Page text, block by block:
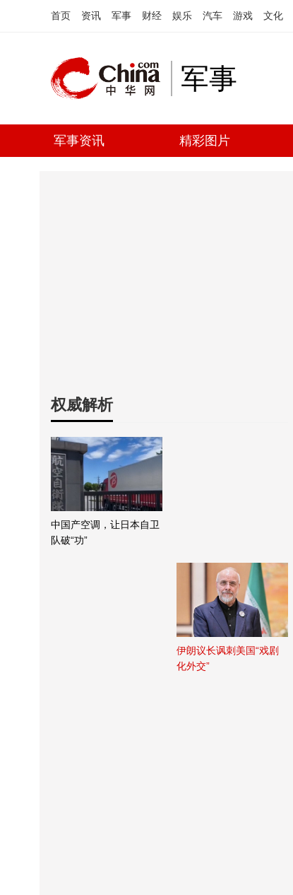
首页 资讯 军事 财经 娱乐 汽车 游戏 文化
军事
军事资讯 精彩图片
权威解析
中国产空调，让日本自卫
队破“功”
伊朗议长讽刺美国“戏剧
化外交”